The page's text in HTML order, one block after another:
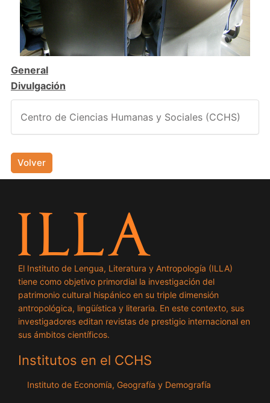
General
Divulgación
Centro de Ciencias Humanas y Sociales (CCHS)
Volver
El Instituto de Lengua, Literatura y Antropología (ILLA)
tiene como objetivo primordial la investigación del
patrimonio cultural hispánico en su triple dimensión
antropológica, lingüística y literaria. En este contexto, sus
investigadores editan revistas de prestigio internacional en
sus ámbitos científicos.
Institutos en el CCHS
Instituto de Economía, Geografía y Demografía